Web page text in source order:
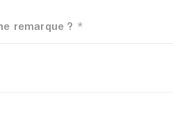
remarque ? *